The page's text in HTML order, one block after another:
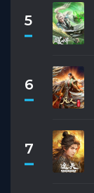
5
6
7